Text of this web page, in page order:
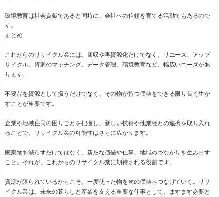
環境教育は社会貢献であると同時に、会社への信頼を育てる活動でもあるので
す。
まとめ
これからのリサイクル業には、回収や再資源化だけでなく、リユース、アップ
サイクル、資源のマッチング、データ管理、環境教育など、幅広いニーズがあ
ります。
不要品を資源として扱うだけでなく、その物が持つ価値をできる限り長く生か
すことが重要です。
企業や地域住民の困りごとを把握し、新しい技術や他業種との連携を取り入れ
ることで、リサイクル業の可能性はさらに広がります。
廃棄物を減らすだけではなく、新たな価値や仕事、地域のつながりを生み出す
こと。それが、これからのリサイクル業に期待される役割です。
資源が限られているからこそ、一度使った物を次の価値へつなげていく。リサ
イクル業は、未来の暮らしと産業を支える重要な仕事として、ますます必要と